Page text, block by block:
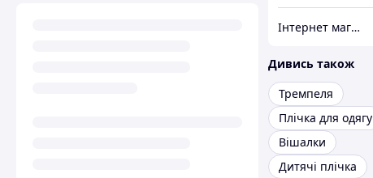
Інтернет магазин «VAVILON»
Дивись також
Тремпеля
Плічка для одягу
Вішалки
Дитячі плічка